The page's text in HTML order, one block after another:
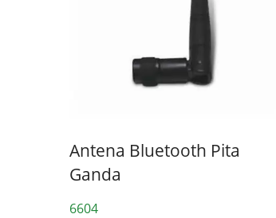
Antena Bluetooth Pita
Ganda
6604
Konektor USB Tipe-C Tahan